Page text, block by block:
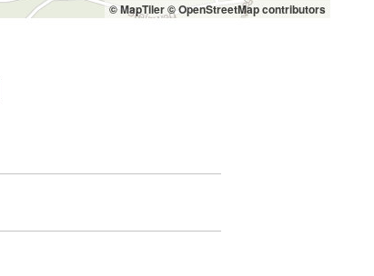
© MapTiler© OpenStreetMap contributors